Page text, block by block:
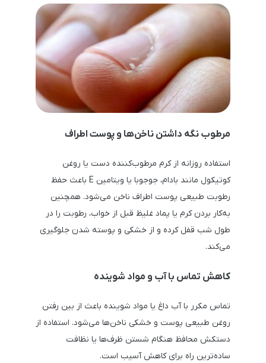
مرطوب نگه داشتن ناخن‌ها و پوست اطراف
استفاده روزانه از کرم مرطوب‌کننده دست یا روغن
کوتیکول مانند بادام، جوجوبا یا ویتامین E باعث حفظ
رطوبت طبیعی پوست اطراف ناخن می‌شود. همچنین
به‌کار بردن کرم یا پماد غلیظ قبل از خواب، رطوبت را در
طول شب قفل کرده و از خشکی و پوسته شدن جلوگیری
می‌کند.
کاهش تماس با آب و مواد شوینده
تماس مکرر با آب داغ یا مواد شوینده باعث از بین رفتن
روغن طبیعی پوست و خشکی ناخن‌ها می‌شود. استفاده از
دستکش محافظ هنگام شستن ظرف‌ها یا نظافت
ساده‌ترین راه برای کاهش آسیب است.